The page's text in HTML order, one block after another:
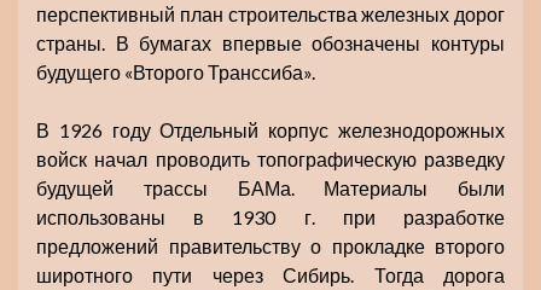
перспективный план строительства железных дорог
страны. В бумагах впервые обозначены контуры
будущего «Второго Транссиба».
В 1926 году Отдельный корпус железнодорожных
войск начал проводить топографическую разведку
будущей трассы БАМа. Материалы были
использованы в 1930 г. при разработке
предложений правительству о прокладке второго
широтного пути через Сибирь. Тогда дорога